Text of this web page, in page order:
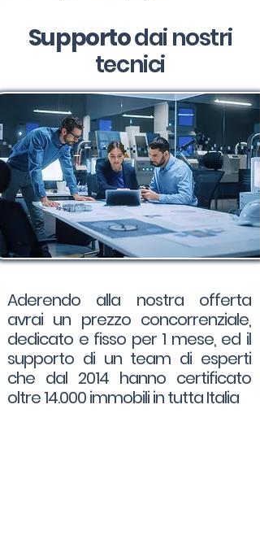
Supportodai nostri
tecnici
Aderendo alla nostra offerta
avrai un prezzo concorrenziale,
dedicato e fisso per 1 mese, ed il
supporto di un team di esperti
che dal 2014 hanno certificato
oltre 14.000 immobili in tutta Italia